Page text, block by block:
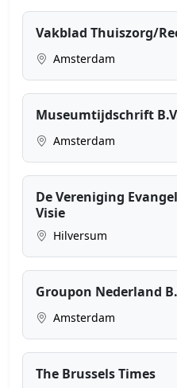
Vakblad Thuiszorg/
Amsterdam
Museumtijdschrift
Amsterdam
De Vereniging
Visie
Hilversum
Groupon Nederland
Amsterdam
The Brussels Times